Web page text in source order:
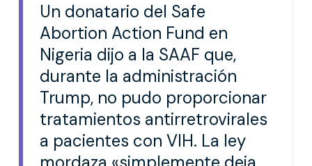
Un donatario del Safe
Abortion Action Fund en
Nigeria dijo a la SAAF que,
durante la administración
Trump, no pudo proporcionar
tratamientos antirretrovirales
a pacientes con VIH. La ley